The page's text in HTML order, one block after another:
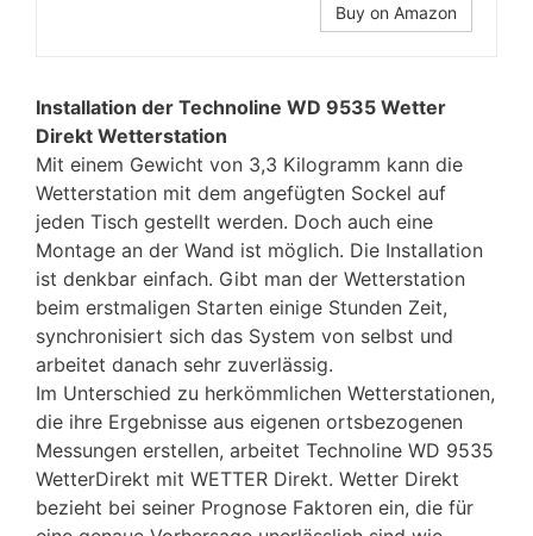
Buy on Amazon
Installation der Technoline WD 9535 Wetter
Direkt Wetterstation
Mit einem Gewicht von 3,3 Kilogramm kann die
Wetterstation mit dem angefügten Sockel auf
jeden Tisch gestellt werden. Doch auch eine
Montage an der Wand ist möglich. Die Installation
ist denkbar einfach. Gibt man der Wetterstation
beim erstmaligen Starten einige Stunden Zeit,
synchronisiert sich das System von selbst und
arbeitet danach sehr zuverlässig.
Im Unterschied zu herkömmlichen Wetterstationen,
die ihre Ergebnisse aus eigenen ortsbezogenen
Messungen erstellen, arbeitet Technoline WD 9535
WetterDirekt mit WETTER Direkt. Wetter Direkt
bezieht bei seiner Prognose Faktoren ein, die für